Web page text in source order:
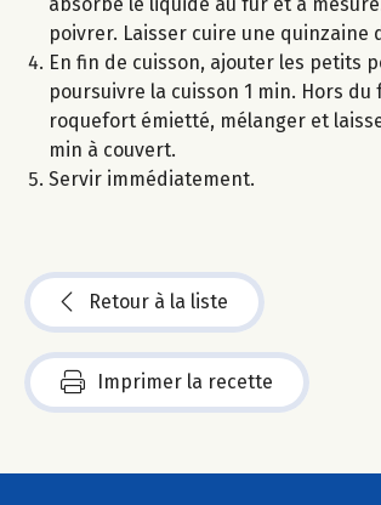
absorbe le liquide au fur et à
poivrer. Laisser cuire une quinzaine
En fin de cuisson, ajouter les petits
poursuivre la cuisson 1 min. Hors du
roquefort émietté, mélanger et
min à couvert.
Servir immédiatement.
Retour à la liste
Imprimer la recette